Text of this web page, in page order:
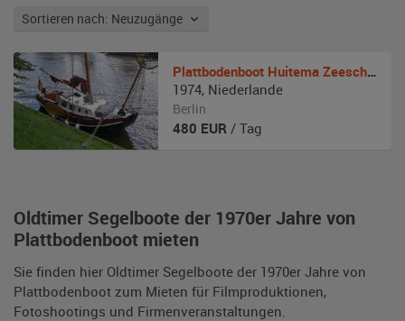
Sortieren nach: Neuzugänge
Oldtimer Segelboote der 1970er Jahre von
Plattbodenboot mieten
Sie finden hier Oldtimer Segelboote der 1970er Jahre von
Plattbodenboot zum Mieten für Filmproduktionen,
Fotoshootings und Firmenveranstaltungen.
Plattbodenboot Huitema Zeeschouw
1974, Niederlande
Berlin
480 EUR / Tag